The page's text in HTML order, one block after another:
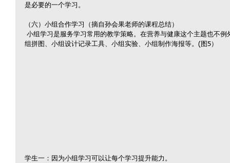
是必要的一个学习。
（六）小组合作学习（摘自孙会果老师的课程总结）
组拼图、小组设计记录工具、小组实验、小组制作海报等。(图5）
学生一：因为小组学习可以让每个学习提升能力。